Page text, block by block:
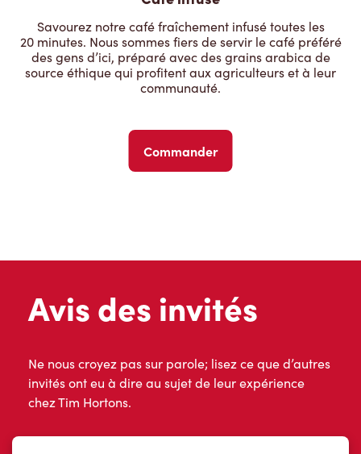
Savourez notre café fraîchement infusé toutes les
20 minutes. Nous sommes fiers de servir le café préféré
des gens d’ici, préparé avec des grains arabica de
source éthique qui profitent aux agriculteurs et à leur
communauté.
Commander
Avis des invités
Ne nous croyez pas sur parole; lisez ce que d’autres
invités ont eu à dire au sujet de leur expérience
chez Tim Hortons.